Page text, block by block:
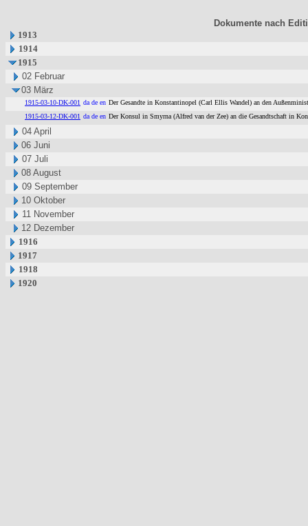
Dokumente nach Edit
1913
1914
1915
02 Februar
03 März
1915-03-10-DK-001 da de en Der Gesandte in Konstantinopel (Carl Ellis Wandel) an den
1915-03-12-DK-001 da de en Der Konsul in Smyrna (Alfred van der Zee) an die Gesandtschaft in
04 April
06 Juni
07 Juli
08 August
09 September
10 Oktober
11 November
12 Dezember
1916
1917
1918
1920